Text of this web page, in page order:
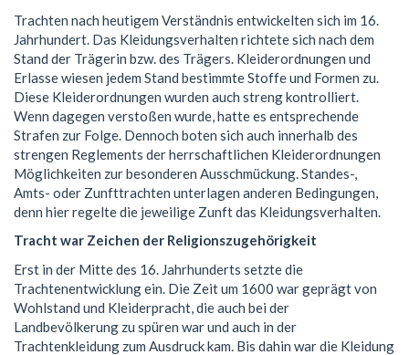
Trachten nach heutigem Verständnis entwickelten sich im 16.
Jahrhundert. Das Kleidungsverhalten richtete sich nach dem
Stand der Trägerin bzw. des Trägers. Kleiderordnungen und
Erlasse wiesen jedem Stand bestimmte Stoffe und Formen zu.
Diese Kleiderordnungen wurden auch streng kontrolliert.
Wenn dagegen verstoßen wurde, hatte es entsprechende
Strafen zur Folge. Dennoch boten sich auch innerhalb des
strengen Reglements der herrschaftlichen Kleiderordnungen
Möglichkeiten zur besonderen Ausschmückung. Standes-,
Amts- oder Zunfttrachten unterlagen anderen Bedingungen,
denn hier regelte die jeweilige Zunft das Kleidungsverhalten.
Tracht war Zeichen der Religionszugehörigkeit
Erst in der Mitte des 16. Jahrhunderts setzte die
Trachtenentwicklung ein. Die Zeit um 1600 war geprägt von
Wohlstand und Kleiderpracht, die auch bei der
Landbevölkerung zu spüren war und auch in der
Trachtenkleidung zum Ausdruck kam. Bis dahin war die Kleidung